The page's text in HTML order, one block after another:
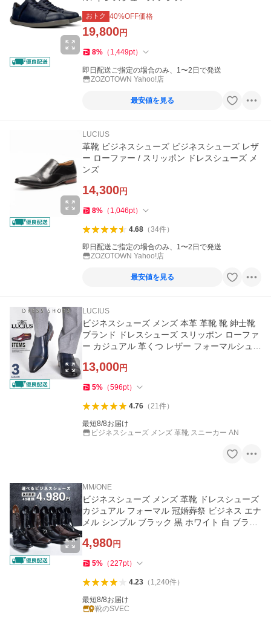
おトク 40%OFF価格
19,800円
8% （ 1,449pt）
即日配送ご指定の場合のみ、1〜2日で発送
ZOZOTOWN Yahoo!店
最安値を見る
LUCIUS
革靴 ビジネスシューズ ビジネスシューズ レザ
ー ローファー / スリッポン ドレスシューズ メ
ンズ
14,300円
8% （ 1,046pt）
4.68（34件）
即日配送ご指定の場合のみ、1〜2日で発送
ZOZOTOWN Yahoo!店
最安値を見る
LUCIUS
ビジネスシューズ メンズ 本革 革靴 靴 紳士靴
ブランド ドレスシューズ スリッポン ローファ
ー カジュアル 革くつ レザー フォーマルシュー
13,000円
5% （596pt）
4.76（21件）
最短8/8お届け
ビジネスシューズ メンズ 革靴 スニーカー AN
MM/ONE
ビジネスシューズ メンズ 革靴 ドレスシューズ
カジュアル フォーマル 冠婚葬祭 ビジネス エナ
メル シンプル ブラック 黒 ホワイト 白 ブラウ
4,980円
5% （227pt）
4.23（ 1,240件）
最短8/8お届け
靴のSVEC